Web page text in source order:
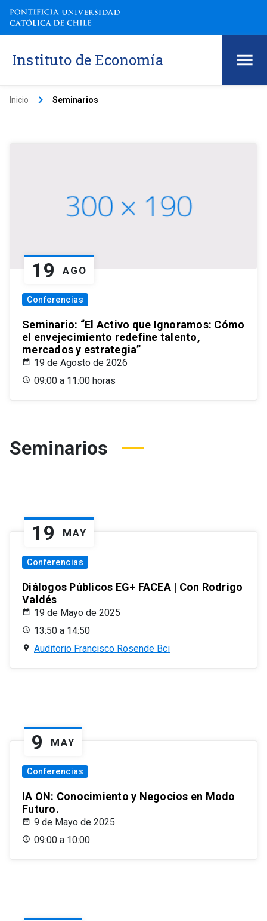
Instituto de Economía
Inicio keyboard_arrow_right Seminarios
19 AGO
Conferencias
Seminario: “El Activo que Ignoramos: Cómo
el envejecimiento redefine talento,
mercados y estrategia”
19 de Agosto de 2026
09:00 a 11:00 horas
Seminarios
19 MAY
Conferencias
Diálogos Públicos EG+ FACEA | Con Rodrigo
Valdés
19 de Mayo de 2025
13:50 a 14:50
Auditorio Francisco Rosende Bci
9 MAY
Conferencias
IA ON: Conocimiento y Negocios en Modo
Futuro.
9 de Mayo de 2025
09:00 a 10:00